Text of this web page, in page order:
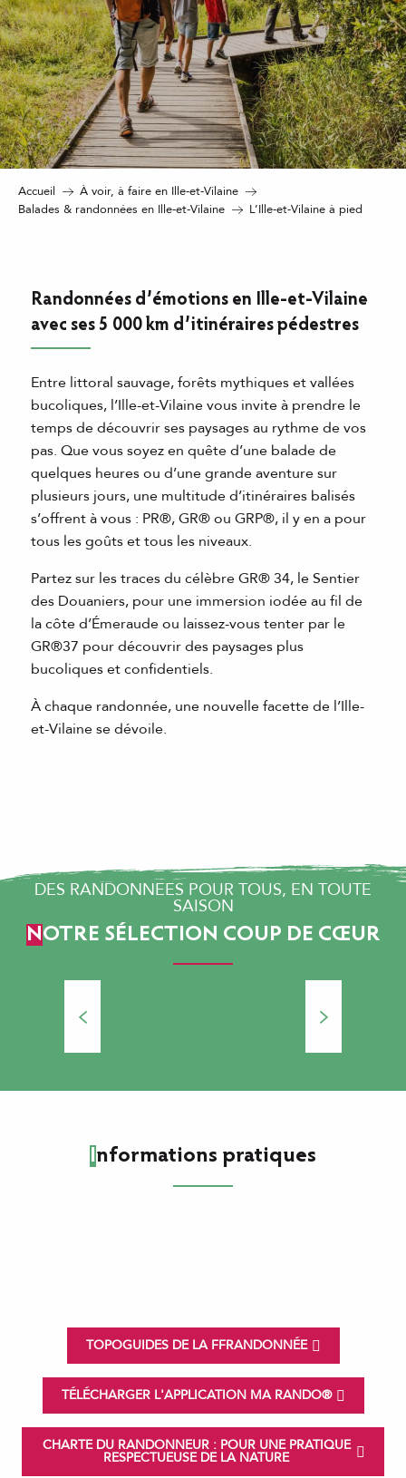
Accueil
À voir, à faire en Ille-et-Vilaine
Balades & randonnées en Ille-et-Vilaine
L’Ille-et-Vilaine à pied
Randonnées d’émotions en Ille-et-Vilaine
avec ses 5 000 km d’itinéraires pédestres
Entre littoral sauvage, forêts mythiques et vallées
bucoliques, l’Ille-et-Vilaine vous invite à prendre le
temps de découvrir ses paysages au rythme de vos
pas. Que vous soyez en quête d’une balade de
quelques heures ou d’une grande aventure sur
plusieurs jours, une multitude d’itinéraires balisés
s’offrent à vous : PR®, GR® ou GRP®, il y en a pour
tous les goûts et tous les niveaux.
Partez sur les traces du célèbre GR® 34, le Sentier
des Douaniers, pour une immersion iodée au fil de
la côte d’Émeraude ou laissez-vous tenter par le
GR®37 pour découvrir des paysages plus
bucoliques et confidentiels.
À chaque randonnée, une nouvelle facette de l’Ille-
et-Vilaine se dévoile.
DES RANDONNÉES POUR TOUS, EN TOUTE
SAISON
NOTRE SÉLECTION COUP DE CŒUR
Les espaces naturels et sauvages,
Informations pratiques
TOPOGUIDES DE LA FFRANDONNÉE
TÉLÉCHARGER L'APPLICATION MA RANDO®
CHARTE DU RANDONNEUR : POUR UNE PRATIQUE
RESPECTUEUSE DE LA NATURE